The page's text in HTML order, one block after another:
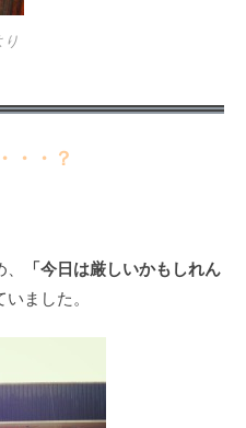
り
・・？
「今日は厳しいかもしれん
ました。